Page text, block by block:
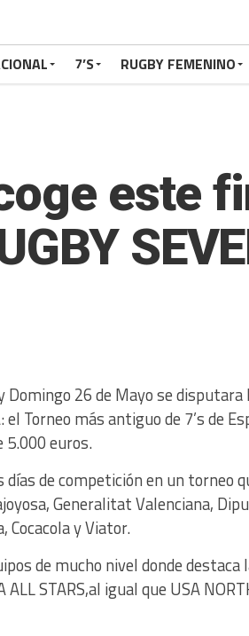
7’S RUGBY FEMENINO
este
26 de Mayo se disputara
el Torneo más antiguo de 7’s de
5.000 euros.
de competición en un torneo
Generalitat Valenciana,
Cocacola y Viator.
de mucho nivel donde destaca
STARS,al igual que USA